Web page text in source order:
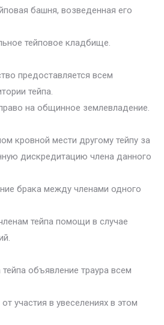
башня, возведенная его
тейповое кладбище.
предоставляется всем
тейпа.
на общинное землевладение.
кровной мести другому тейпу за
дискредитацию члена данного
брака между членами одного
тейпа помощи в случае
объявление траура всем
участия в увеселениях в этом